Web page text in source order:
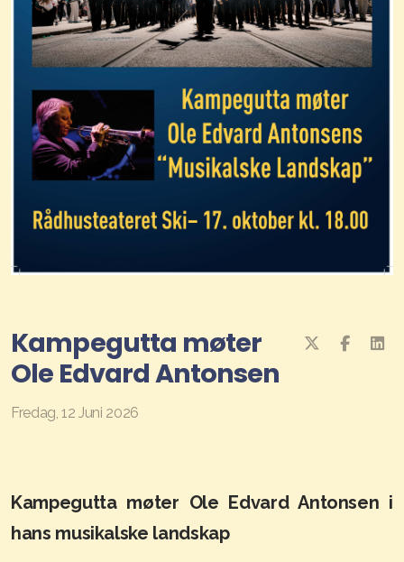
Kampegutta møter
Ole Edvard Antonsen
Fredag, 12 Juni 2026
Kampegutta møter Ole Edvard Antonsen i
hans musikalske landskap
Bli medlem?
Arrangementer og planlegging
Styre og stell
Interne nyheter
Gamle historier